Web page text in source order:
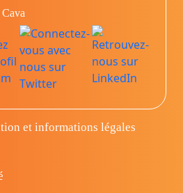
et informations légales